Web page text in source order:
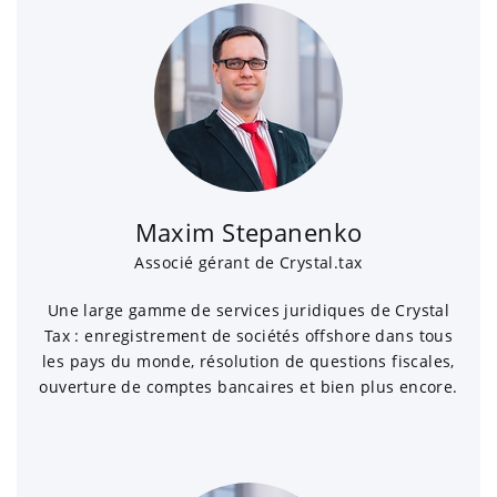
Maxim Stepanenko
Associé gérant de Crystal.tax
Une large gamme de services juridiques de Crystal
Tax : enregistrement de sociétés offshore dans tous
les pays du monde, résolution de questions fiscales,
ouverture de comptes bancaires et bien plus encore.